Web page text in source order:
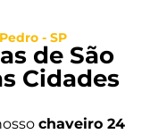
- SP
de São
Cidades
chaveiro 24